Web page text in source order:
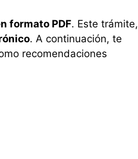
formato PDF. Este trámite,
. A continuación, te
recomendaciones